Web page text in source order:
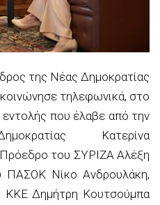
της Νέας Δημοκρατίας
τηλεφωνικά, στο
εντολής που έλαβε από την
Κατερίνα
του ΣΥΡΙΖΑ Αλέξη
ΠΑΣΟΚ Νίκο Ανδρουλάκη,
ΚΚΕ Δημήτρη Κουτσούμπα